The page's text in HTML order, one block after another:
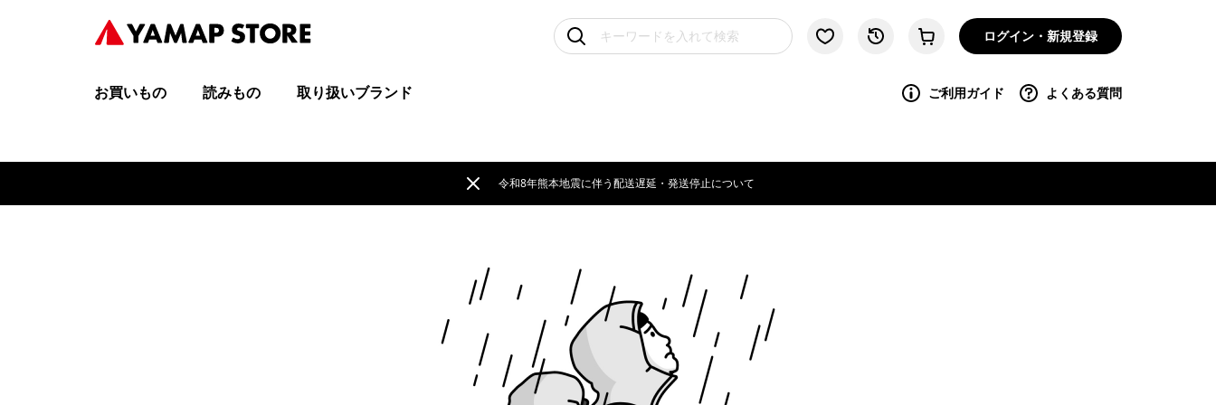
ログイン・新規登録
お買いもの 読みもの 取り扱いブランド ご利用ガイド よくある質問
令和8年熊本地震に伴う配送遅延・発送停止について